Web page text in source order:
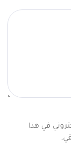
في هذا